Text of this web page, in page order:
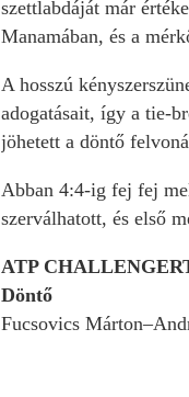
szettlabdáját már
Manamában, és a
A hosszú
adogatásait, így a tie-
jöhetett a döntő
Abban 4:4-ig fej fej
szerválhatott, és első
ATP
Döntő
Fucsovics